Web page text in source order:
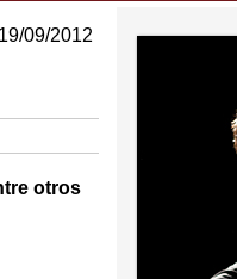
19/09/2012
otros